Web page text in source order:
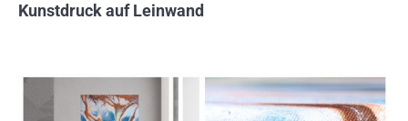
Kunstdruck auf Leinwand